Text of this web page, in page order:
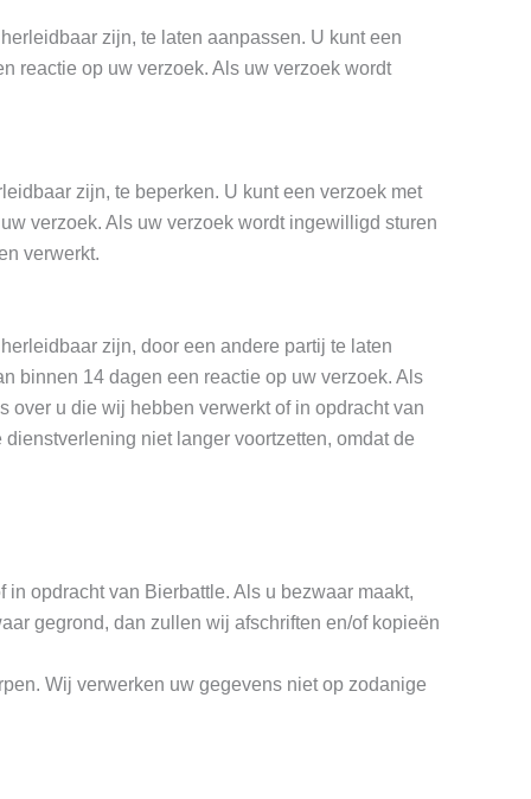
zijn, te laten aanpassen. U kunt een
reactie op uw verzoek. Als uw verzoek wordt
zijn, te beperken. U kunt een verzoek met
verzoek. Als uw verzoek wordt ingewilligd sturen
verwerkt.
zijn, door een andere partij te laten
binnen 14 dagen een reactie op uw verzoek. Als
u die wij hebben verwerkt of in opdracht van
niet langer voortzetten, omdat de
opdracht van Bierbattle. Als u bezwaar maakt,
gegrond, dan zullen wij afschriften en/of kopieën
Wij verwerken uw gegevens niet op zodanige